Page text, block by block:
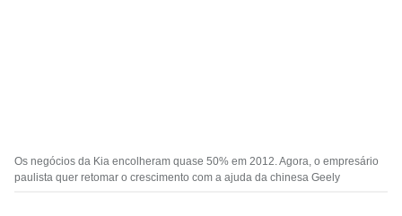
Os negócios da Kia encolheram quase 50% em 2012. Agora, o empresário
paulista quer retomar o crescimento com a ajuda da chinesa Geely